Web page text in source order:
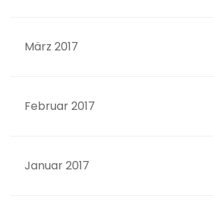
März 2017
Februar 2017
Januar 2017